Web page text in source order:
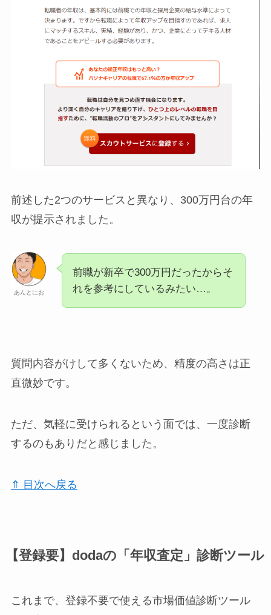
前述した2つのサービスと異なり、300万円台の年
収が提示されました。
あんとにお
前職が新卒で300万円だったからそ
れを参考にしているみたい…。
質問内容がけして多くないため、精度の高さは正
直微妙です。
ただ、気軽に受けられるという面では、一度診断
するのもありだと感じました。
⇑ 目次へ戻る
【登録要】dodaの「年収査定」診断ツール
これまで、登録不要で使える市場価値診断ツール